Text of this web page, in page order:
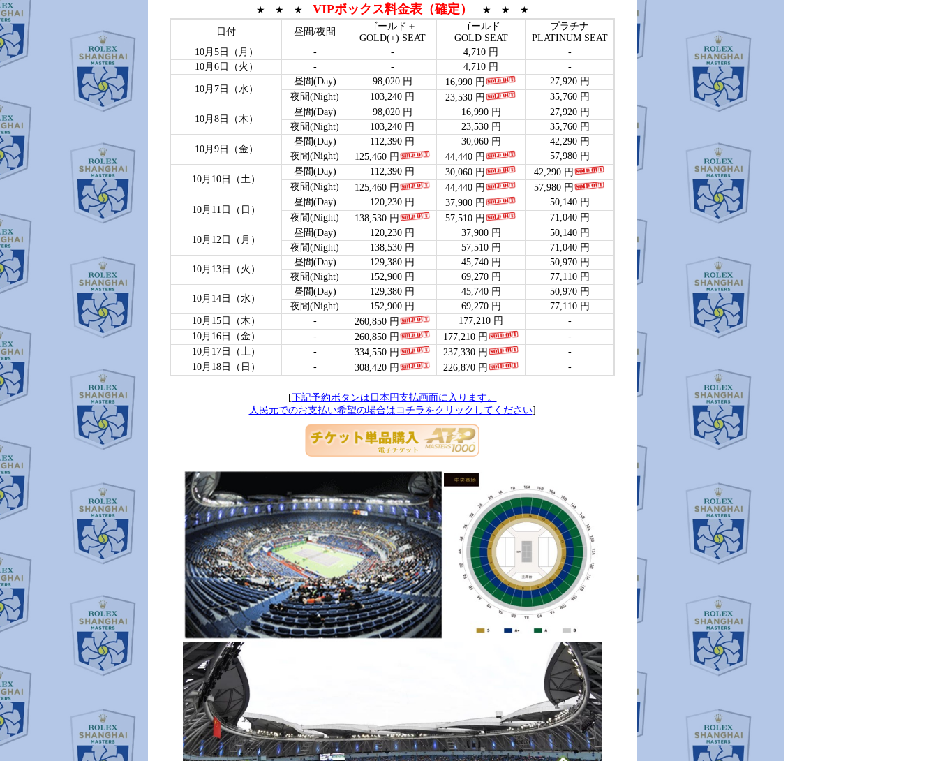
★ ★ ★ VIPボックス料金表（確定） ★ ★ ★
日付 昼間/夜間
ゴールド＋
GOLD(+) SEAT
ゴールド
GOLD SEAT
プラチナ
PLATINUM SEAT
10月5日（月）
- - 4,710 円
-
10月6日（火）
- - 4,710 円 -
10月7日（水）
昼間(Day) 98,020 円 16,990 円
27,920 円
夜間(Night)
103,240 円 23,530 円 35,760 円
10月8日（木）
昼間(Day) 98,020 円 16,990 円
27,920 円
夜間(Night)
103,240 円 23,530 円 35,760 円
10月9日（金）
昼間(Day) 112,390 円 30,060 円
42,290 円
夜間(Night)
125,460 円 44,440 円 57,980 円
10月10日（土）
昼間(Day) 112,390 円 30,060 円
42,290 円
夜間(Night)
125,460 円 44,440 円 57,980 円
10月11日（日）
昼間(Day) 120,230 円 37,900 円
50,140 円
夜間(Night)
138,530 円 57,510 円 71,040 円
10月12日（月）
昼間(Day) 120,230 円 37,900 円
50,140 円
夜間(Night)
138,530 円 57,510 円 71,040 円
10月13日（火）
昼間(Day) 129,380 円 45,740 円
50,970 円
夜間(Night)
152,900 円 69,270 円 77,110 円
10月14日（水）
昼間(Day) 129,380 円 45,740 円
50,970 円
夜間(Night)
152,900 円 69,270 円
77,110 円
10月15日（木）
- 260,850 円 177,210 円
-
10月16日（金）
- 260,850 円 177,210 円
-
10月17日（土）
- 334,550 円 237,330 円
-
10月18日（日）
- 308,420 円 226,870 円 -
[下記予約ボタンは日本円支払画面に入ります。
人民元でのお支払い希望の場合はコチラをクリックしてください]